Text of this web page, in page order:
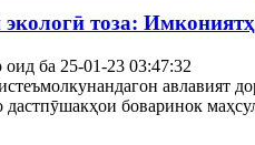
тоза:
ба 25-01-23 03:47:32
авлавият
боваринок